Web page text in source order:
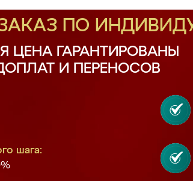
ПО
ЦЕНА ГАРАНТИРОВАНЫ
И ПЕРЕНОСОВ
шага: